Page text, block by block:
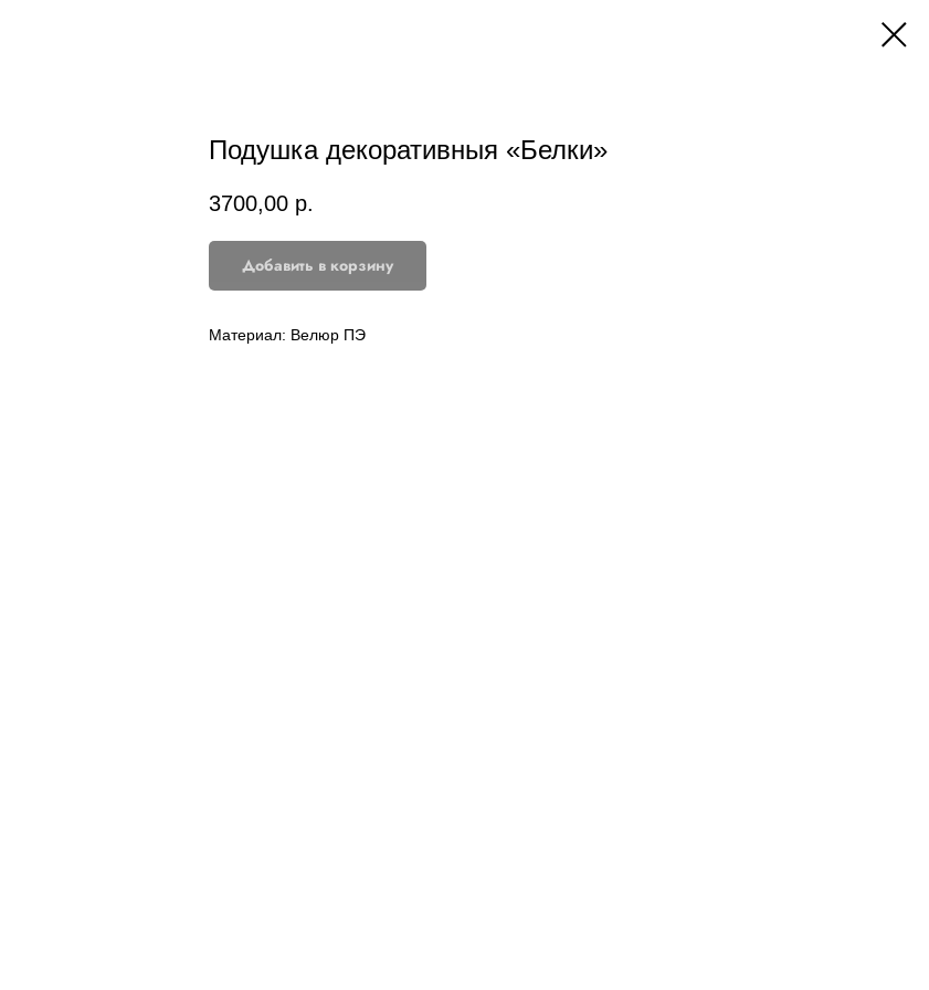
Подушка декоративныя «Белки»
3700,00 р.
Добавить в корзину
Материал: Велюр ПЭ